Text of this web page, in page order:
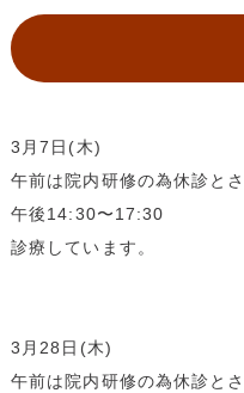
3月7日(木)
午前は院内研修の為休診と
午後14:30〜17:30
診療しています。
3月28日(木)
午前は院内研修の為休診と